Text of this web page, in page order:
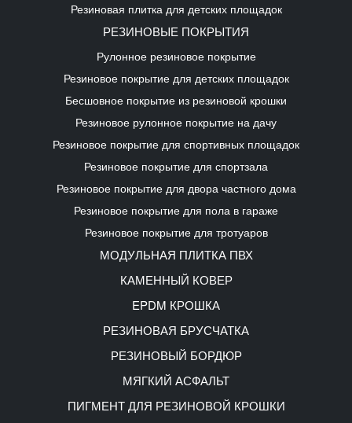
Резиновая плитка для детских площадок
РЕЗИНОВЫЕ ПОКРЫТИЯ
Рулонное резиновое покрытие
Резиновое покрытие для детских площадок
Бесшовное покрытие из резиновой крошки
Резиновое рулонное покрытие на дачу
Резиновое покрытие для спортивных площадок
Резиновое покрытие для спортзала
Резиновое покрытие для двора частного дома
Резиновое покрытие для пола в гараже
Резиновое покрытие для тротуаров
МОДУЛЬНАЯ ПЛИТКА ПВХ
КАМЕННЫЙ КОВЕР
EPDM КРОШКА
РЕЗИНОВАЯ БРУСЧАТКА
РЕЗИНОВЫЙ БОРДЮР
МЯГКИЙ АСФАЛЬТ
ПИГМЕНТ ДЛЯ РЕЗИНОВОЙ КРОШКИ